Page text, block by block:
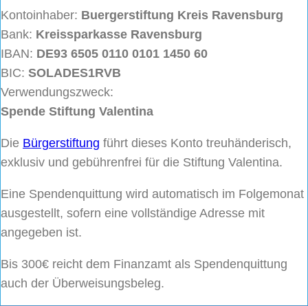
Kontoinhaber: Buergerstiftung Kreis Ravensburg
Bank: Kreissparkasse Ravensburg
IBAN: DE93 6505 0110 0101 1450 60
BIC: SOLADES1RVB
Verwendungszweck:
Spende Stiftung Valentina
Die Bürgerstiftung führt dieses Konto treuhänderisch,
exklusiv und gebührenfrei für die Stiftung Valentina.
Eine Spendenquittung wird automatisch im Folgemonat
ausgestellt, sofern eine vollständige Adresse mit
angegeben ist.
Bis 300€ reicht dem Finanzamt als Spendenquittung
auch der Überweisungsbeleg.